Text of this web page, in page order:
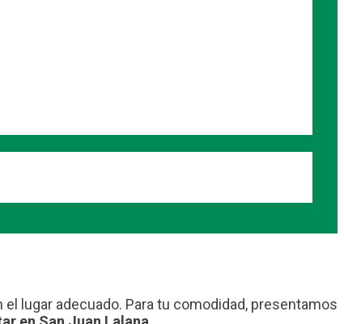
lugar adecuado. Para tu comodidad, presentamos